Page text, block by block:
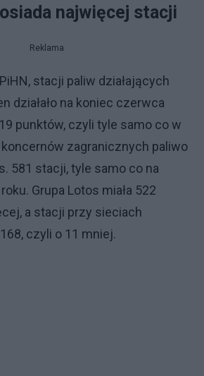
najwięcej stacji
Reklama
stacji paliw działających
działało na koniec czerwca
punktów, czyli tyle samo co w
koncernów zagranicznych paliwo
581 stacji, tyle samo co na
Grupa Lotos miała 522
a stacji przy sieciach
czyli o 11 mniej.